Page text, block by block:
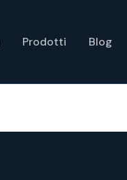
Prodotti Blog